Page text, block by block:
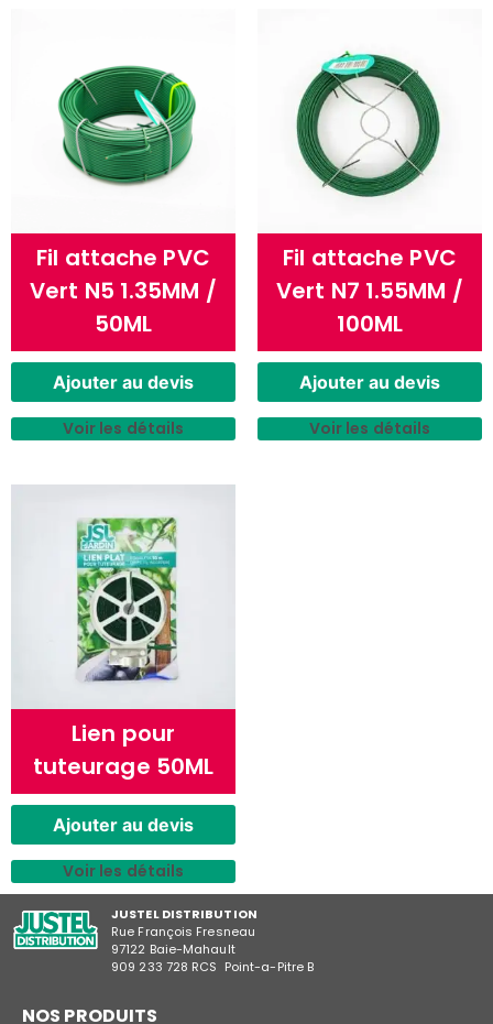
Fil attache PVC
Vert N5 1.35MM /
50ML
Ajouter au devis
Voir les détails
Fil attache PVC
Vert N7 1.55MM /
100ML
Ajouter au devis
Voir les détails
Lien pour
tuteurage 50ML
Ajouter au devis
Voir les détails
JUSTEL DISTRIBUTION
Rue François Fresneau
97122 Baie-Mahault
909 233 728 RCS Point-a-Pitre B
NOS PRODUITS